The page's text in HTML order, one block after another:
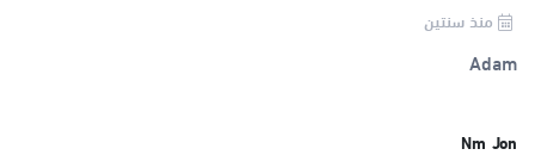
منذ سنتين
Adam
Nm Jon